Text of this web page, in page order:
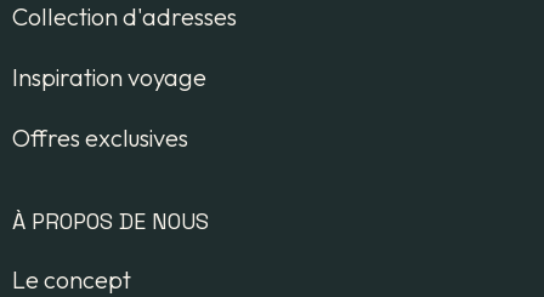
Collection d'adresses
Inspiration voyage
Offres exclusives
À PROPOS DE NOUS
Le concept